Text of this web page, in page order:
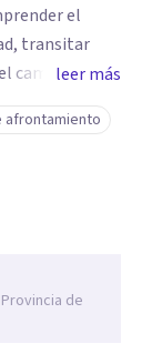
el
transitar
camino hacia
animamos
de lo que
leer más
afrontamiento
de